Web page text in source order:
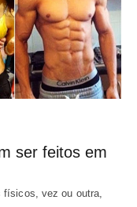
ser feitos em
físicos, vez ou outra,